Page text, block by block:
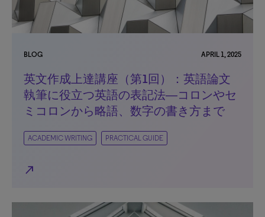
BLOG APRIL 1, 2025
英文作成上達講座（第1回）：英語論文
執筆に役立つ英語の表記法―コロンやセ
ミコロンから略語、数字の書き方まで
ACADEMIC WRITING PRACTICAL GUIDE
north_east